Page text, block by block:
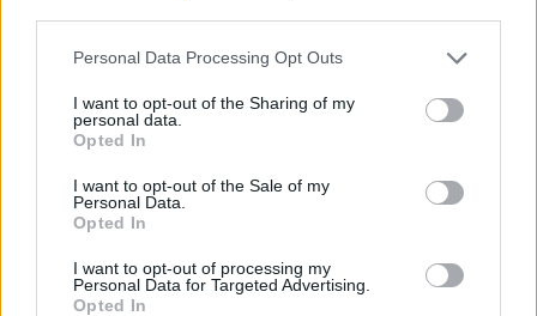
Please note that this website/app uses one or more Google
not limited to your visit or usage behaviour. You may click to
grant or deny consent to Google and its third-party tags to
use your data for below specified purposes in below Google
consent section.
Personal Data Processing Opt Outs
I want to opt-out of the Sharing of my
personal data.
Opted In
I want to opt-out of the Sale of my
Personal Data.
Opted In
I want to opt-out of processing my
Personal Data for Targeted Advertising.
Opted In
Il nuovo singolo di Sayanbull e Sinomine esplora le
contraddizioni dell’amore
CONCERTI